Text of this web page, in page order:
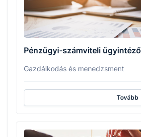
Pénzügyi-számviteli ügyintéző
Gazdálkodás és menedzsment
Tovább